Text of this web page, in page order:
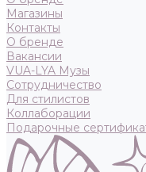
Магазины
Контакты
О бренде
Вакансии
VUA-LYA Музы
Сотрудничество
Для стилистов
Коллаборации
Подарочные